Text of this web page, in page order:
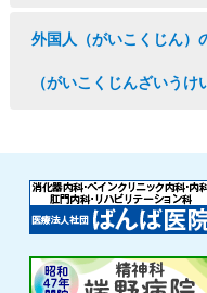
外国人（がいこくじん）
（がいこくじんざいう